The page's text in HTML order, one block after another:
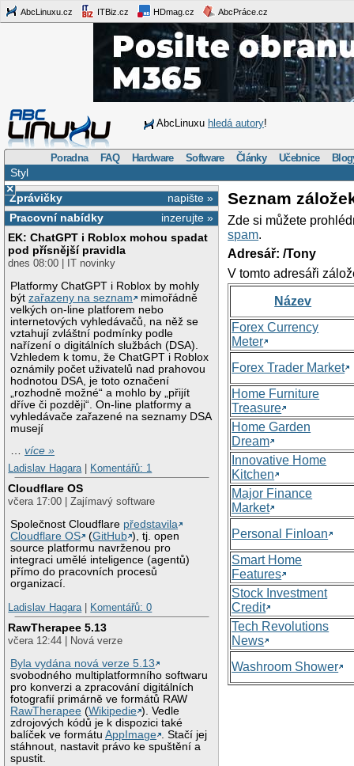
AbcLinuxu.cz ITBiz.cz HDmag.cz AbcPráce.cz
AbcLinuxu hledá autory!
Poradna FAQ Hardware Software Články Učebnice
Styl
×
napište »
Zprávičky
inzerujte »
Pracovní nabídky
EK: ChatGPT i Roblox mohou spadat
pod přísnější pravidla
dnes 08:00 | IT novinky
Platformy ChatGPT i Roblox by mohly
býtzařazeny na seznam
mimořádně
velkých on-line platforem nebo
internetových vyhledávačů, na něž se
vztahují zvláštní podmínky podle
nařízení o digitálních službách (DSA).
Vzhledem k tomu, že ChatGPT i Roblox
oznámily počet uživatelů nad prahovou
hodnotou DSA, je toto označení
„rozhodně možné“ a mohlo by „přijít
dříve či později“. On-line platformy a
vyhledávače zařazené na seznamy DSA
musejí
…více »
Ladislav Hagara
Komentářů: 1
Cloudflare OS
včera 17:00 | Zajímavý software
Společnost Cloudflare představila
Cloudflare OS
(GitHub ), tj. open
source platformu navrženou pro
integraci umělé inteligence (agentů)
přímo do pracovních procesů
organizací.
Ladislav Hagara
Komentářů: 0
RawTherapee 5.13
včera 12:44 | Nová verze
Byla vydána nová verze 5.13
svobodného multiplatformního softwaru
pro konverzi a zpracování digitálních
fotografií primárně ve formátů RAW
RawTherapee (Wikipedie ). Vedle
zdrojových kódů je k dispozici také
balíček ve formátuAppImage . Stačí jej
stáhnout, nastavit právo ke spuštění a
spustit.
Seznam
Zde si můžete
spam.
Adresář: /Tony
V tomto adresáři
Název
Forex Currency
Meter
Forex Trader Market
Home Furniture
Treasure
Home Garden
Dream
Innovative Home
Kitchen
Major Finance
Market
Personal Finloan
Smart Home
Features
Stock Investment
Credit
Tech Revolutions
News
Washroom Shower